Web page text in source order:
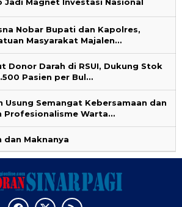
Nobar Bupati dan Kapolres,
Masyarakat Majalen…
Donor Darah di RSUI, Dukung Stok
Pasien per Bul…
Usung Semangat Kebersamaan dan
Profesionalisme Warta…
dan Maknanya